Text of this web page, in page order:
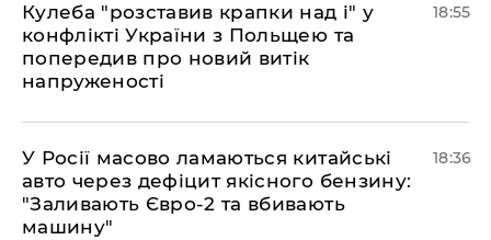
Кулеба "розставив крапки над і" у
конфлікті України з Польщею та
попередив про новий витік
напруженості
18:55
У Росії масово ламаються китайські
авто через дефіцит якісного бензину:
"Заливають Євро-2 та вбивають
машину"
18:36